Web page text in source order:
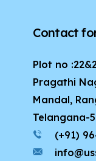
Contact
Plot no
Pragathi
Mandal,
Telangana-
(+91)